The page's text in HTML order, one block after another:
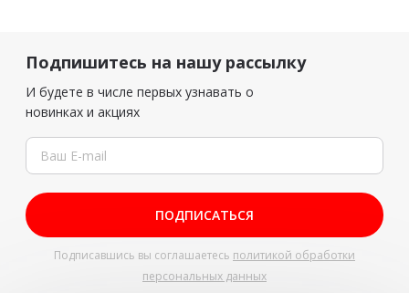
Подпишитесь на нашу рассылку
И будете в числе первых узнавать о
новинках и акциях
ПОДПИСАТЬСЯ
Подписавшись вы соглашаетесь политикой обработки
персональных данных